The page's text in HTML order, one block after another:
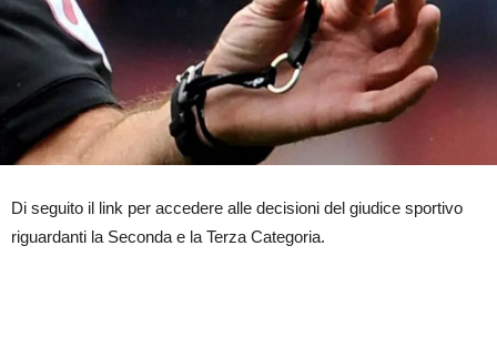
Di seguito il link per accedere alle decisioni del giudice sportivo
riguardanti la Seconda e la Terza Categoria.